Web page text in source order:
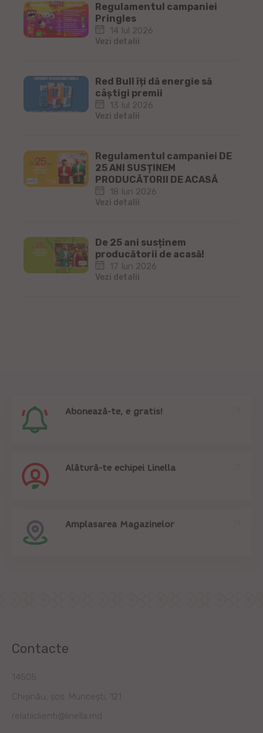
Regulamentul campaniei
Pringles
14 Iul 2026
Vezi detalii
Red Bull îți dă energie să
câștigi premii
13 Iul 2026
Vezi detalii
Regulamentul campaniei DE
25 ANI SUSȚINEM
PRODUCĂTORII DE ACASĂ
18 Iun 2026
Vezi detalii
De 25 ani susținem
producătorii de acasă!
17 Iun 2026
Vezi detalii
Abonează-te, e gratis!
Alătură-te echipei Linella
Amplasarea Magazinelor
Contacte
14505
Chișinău, șos. Muncești, 121
relatiiclienti@linella.md